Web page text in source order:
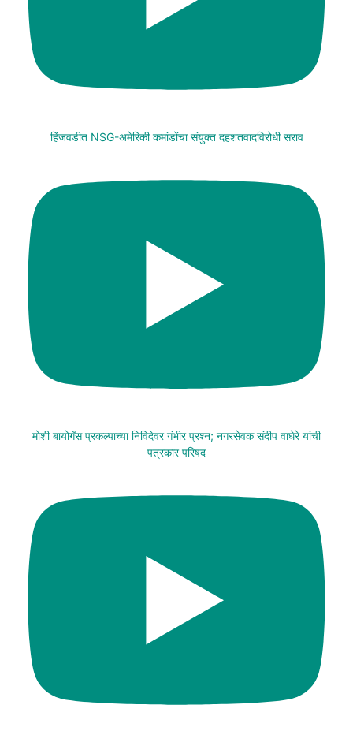
हिंजवडीत NSG-अमेरिकी कमांडोंचा संयुक्त दहशतवादविरोधी सराव
मोशी बायोगॅस प्रकल्पाच्या निविदेवर गंभीर प्रश्न; नगरसेवक संदीप वाघेरे यांची
पत्रकार परिषद